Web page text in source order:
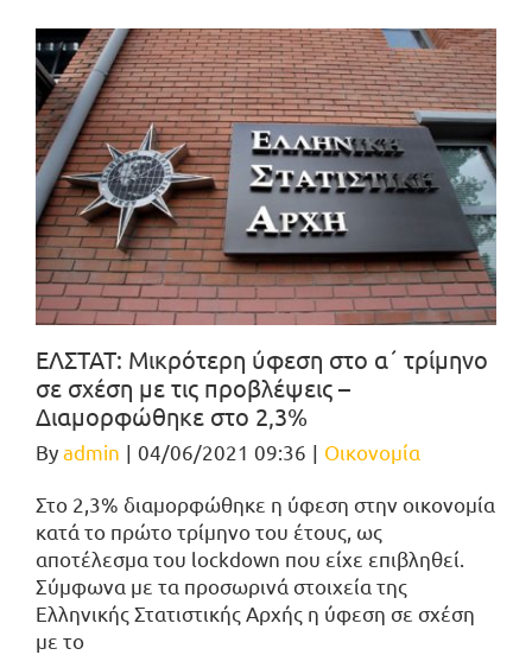
ΕΛΣΤΑΤ: Μικρότερη ύφεση στο α΄ τρίμηνο
σε σχέση με τις προβλέψεις –
Διαμορφώθηκε στο 2,3%
Byadmin | 04/06/2021 09:36 | Οικονομία
Στο 2,3% διαμορφώθηκε η ύφεση στην οικονομία
κατά το πρώτο τρίμηνο του έτους, ως
αποτέλεσμα του lockdown που είχε επιβληθεί.
Σύμφωνα με τα προσωρινά στοιχεία της
Ελληνικής Στατιστικής Αρχής η ύφεση σε σχέση
με το